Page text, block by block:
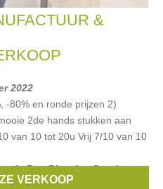
&
2022
-80% en ronde prijzen 2)
2de hands stukken aan
van 10 tot 20u Vrij 7/10 van 10
,Rue Blanche,Dutchess,
VERKOOP